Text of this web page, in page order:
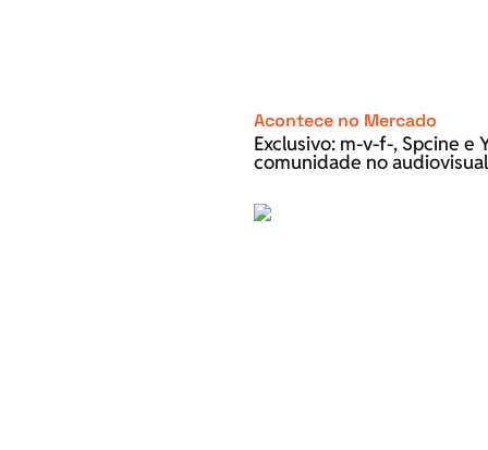
Acontece no Mercado
Exclusivo: m-v-f-, Spcine e
comunidade no audiovisual